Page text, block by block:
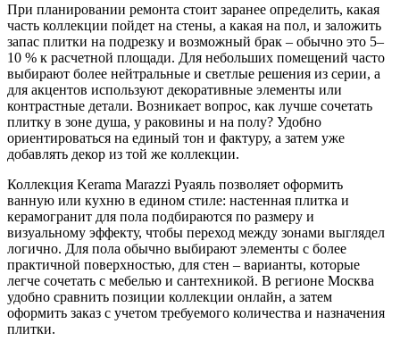
При планировании ремонта стоит заранее определить, какая
часть коллекции пойдет на стены, а какая на пол, и заложить
запас плитки на подрезку и возможный брак – обычно это 5–
10 % к расчетной площади. Для небольших помещений часто
выбирают более нейтральные и светлые решения из серии, а
для акцентов используют декоративные элементы или
контрастные детали. Возникает вопрос, как лучше сочетать
плитку в зоне душа, у раковины и на полу? Удобно
ориентироваться на единый тон и фактуру, а затем уже
добавлять декор из той же коллекции.
Коллекция Kerama Marazzi Руаяль позволяет оформить
ванную или кухню в едином стиле: настенная плитка и
керамогранит для пола подбираются по размеру и
визуальному эффекту, чтобы переход между зонами выглядел
логично. Для пола обычно выбирают элементы с более
практичной поверхностью, для стен – варианты, которые
легче сочетать с мебелью и сантехникой. В регионе Москва
удобно сравнить позиции коллекции онлайн, а затем
оформить заказ с учетом требуемого количества и назначения
плитки.